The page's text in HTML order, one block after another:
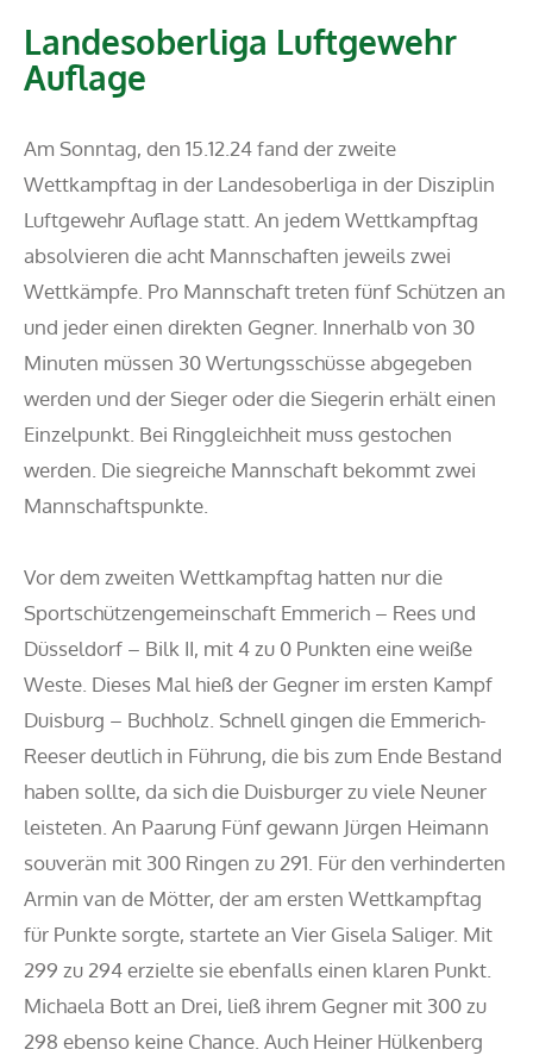
Landesoberliga Luftgewehr
Auflage
Am Sonntag, den 15.12.24 fand der zweite
Wettkampftag in der Landesoberliga in der Disziplin
Luftgewehr Auflage statt. An jedem Wettkampftag
absolvieren die acht Mannschaften jeweils zwei
Wettkämpfe. Pro Mannschaft treten fünf Schützen an
und jeder einen direkten Gegner. Innerhalb von 30
Minuten müssen 30 Wertungsschüsse abgegeben
werden und der Sieger oder die Siegerin erhält einen
Einzelpunkt. Bei Ringgleichheit muss gestochen
werden. Die siegreiche Mannschaft bekommt zwei
Mannschaftspunkte.
Vor dem zweiten Wettkampftag hatten nur die
Sportschützengemeinschaft Emmerich – Rees und
Düsseldorf – Bilk II, mit 4 zu 0 Punkten eine weiße
Weste. Dieses Mal hieß der Gegner im ersten Kampf
Duisburg – Buchholz. Schnell gingen die Emmerich-
Reeser deutlich in Führung, die bis zum Ende Bestand
haben sollte, da sich die Duisburger zu viele Neuner
leisteten. An Paarung Fünf gewann Jürgen Heimann
souverän mit 300 Ringen zu 291. Für den verhinderten
Armin van de Mötter, der am ersten Wettkampftag
für Punkte sorgte, startete an Vier Gisela Saliger. Mit
299 zu 294 erzielte sie ebenfalls einen klaren Punkt.
Michaela Bott an Drei, ließ ihrem Gegner mit 300 zu
298 ebenso keine Chance. Auch Heiner Hülkenberg